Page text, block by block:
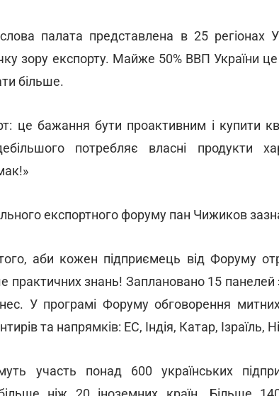
палата представлена в 25 регіонах
зору експорту. Майже 50% ВВП України
більше.
це бажання бути проактивним і купити
потребляє власні продукти
експортного форуму пан Чижиков
аби кожен підприємець від Форуму
практичних знань! Заплановано 15
У програмі Форуму обговорення
та напрямків: ЕС, Індія, Катар, Ізраїль,
участь понад 600 українських